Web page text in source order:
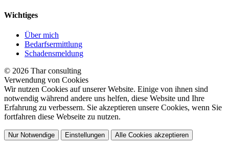
Wichtiges
Über mich
Bedarfsermittlung
Schadensmeldung
© 2026 Thar consulting
Verwendung von Cookies
Wir nutzen Cookies auf unserer Website. Einige von ihnen sind
notwendig während andere uns helfen, diese Website und Ihre
Erfahrung zu verbessern. Sie akzeptieren unsere Cookies, wenn Sie
fortfahren diese Webseite zu nutzen.
Nur Notwendige Einstellungen Alle Cookies akzeptieren